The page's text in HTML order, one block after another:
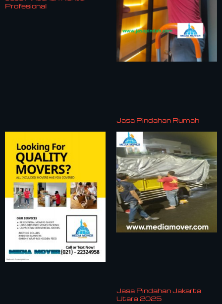
Profesional
Jasa Pindahan Rumah
Jasa Pindahan Jakarta
Utara 2025